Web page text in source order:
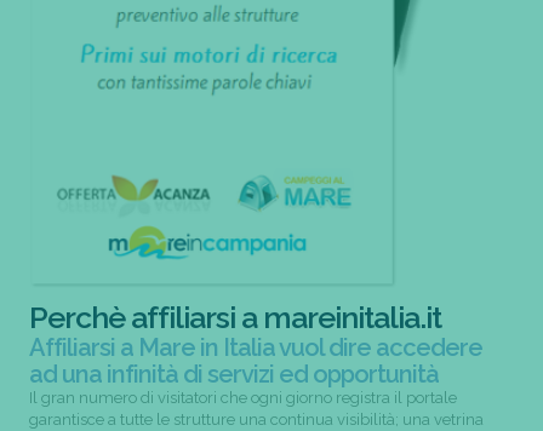
Perchè affiliarsi a mareinitalia.it
Affiliarsi a Mare in Italia vuol dire accedere
ad una infinità di servizi ed opportunità
Il gran numero di visitatori che ogni giorno registra il portale
garantisce a tutte le strutture una continua visibilità; una vetrina